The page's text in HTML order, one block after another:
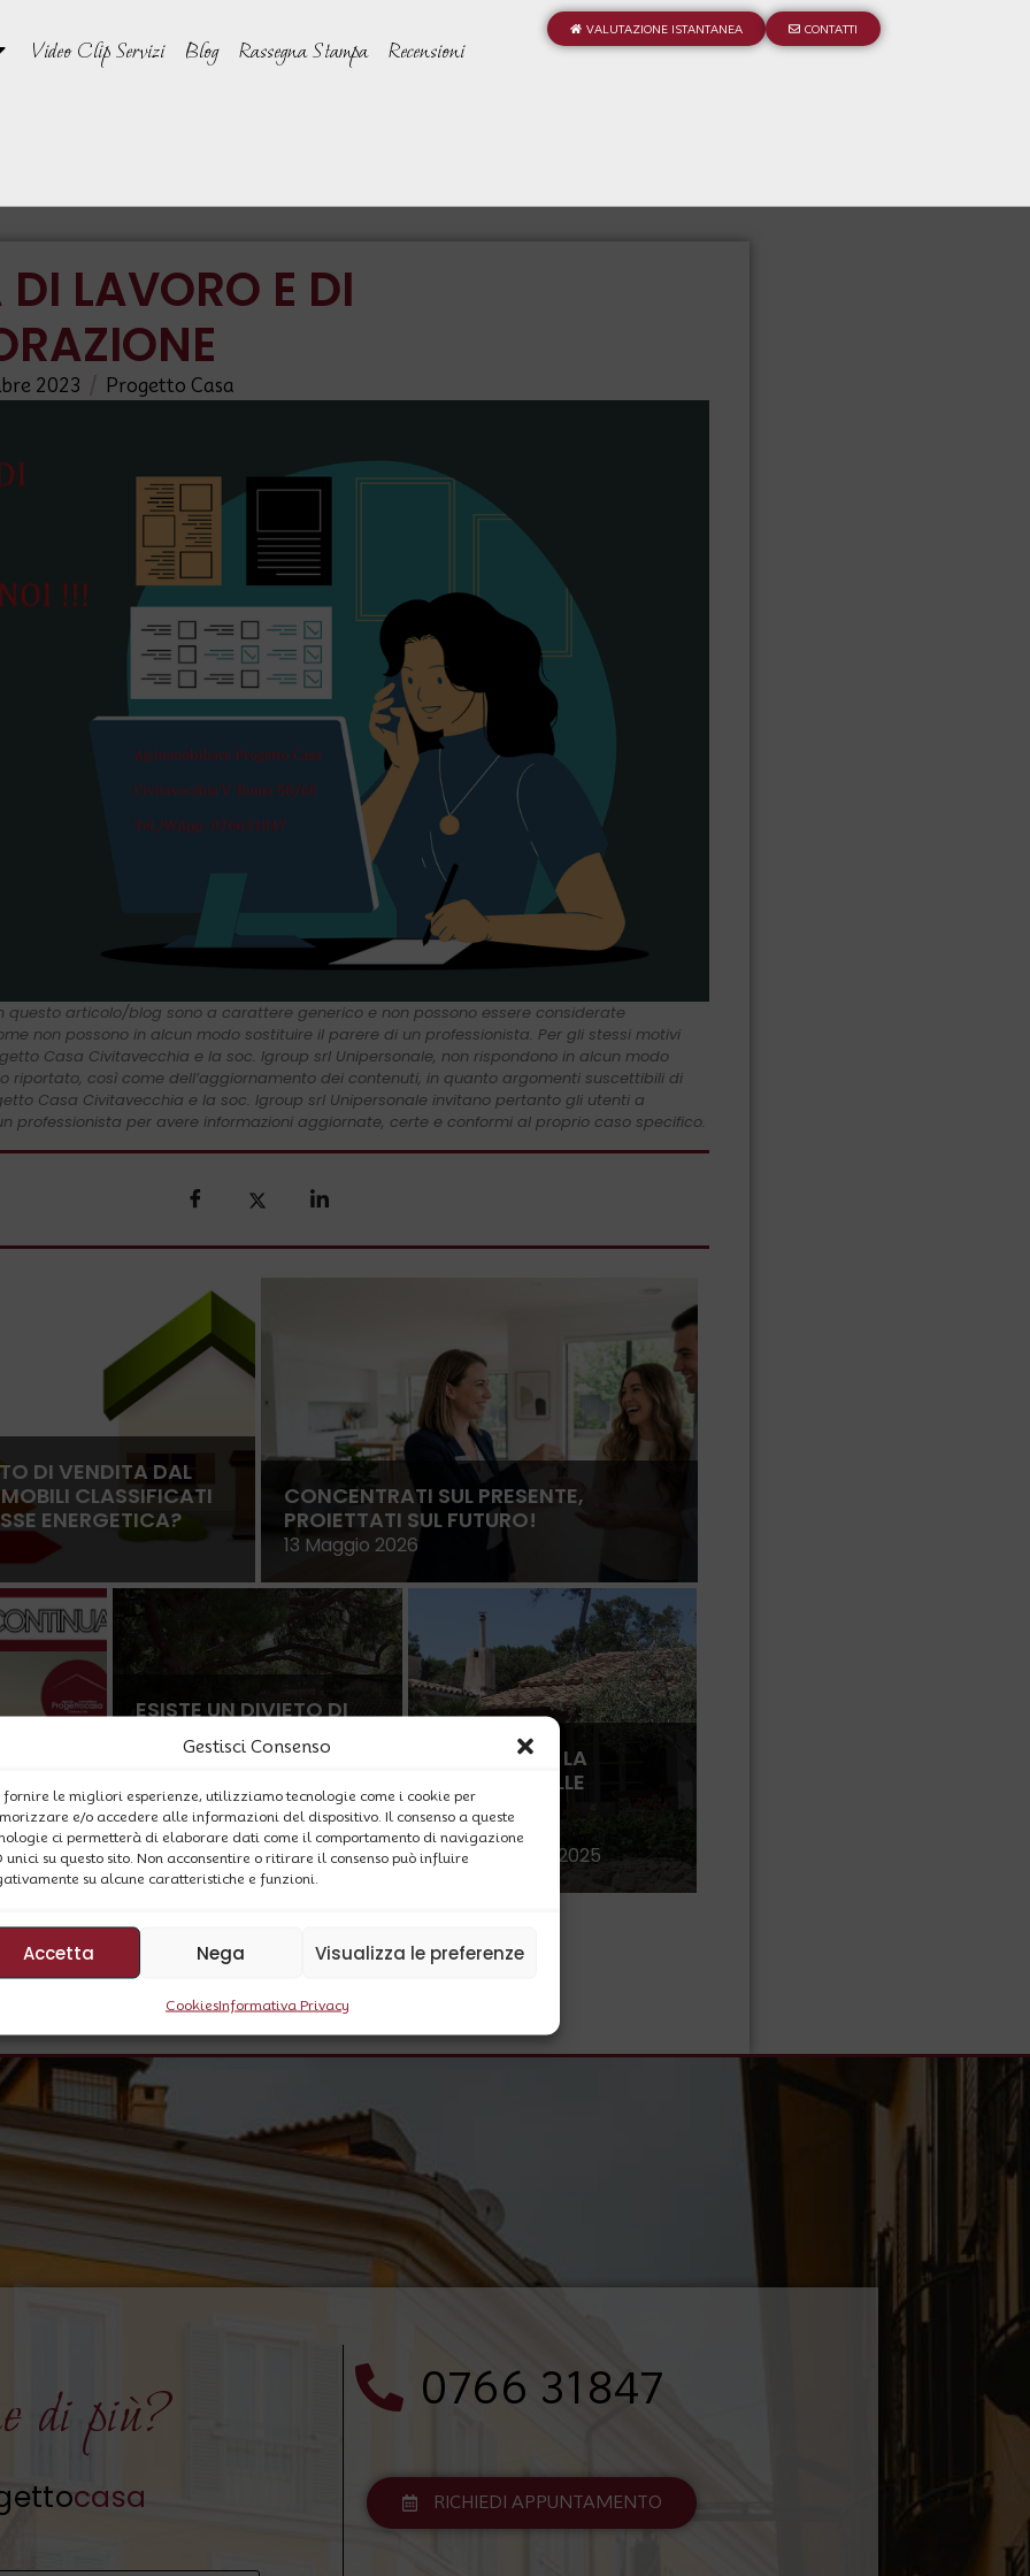
Gestisci Consenso
fornire le migliori esperienze, utilizziamo tecnologie come i cookie per
e/o accedere alle informazioni del dispositivo. Il consenso a queste
ci permetterà di elaborare dati come il comportamento di navigazione
unici su questo sito. Non acconsentire o ritirare il consenso può influire
su alcune caratteristiche e funzioni.
Accetta Nega Visualizza le preferenze
CookiesInformativa Privacy
Video Clip Servizi Blog Rassegna Stampa Recensioni
VALUTAZIONE ISTANTANEA CONTATTI
DI LAVORO E DI
2023 Progetto Casa
questo articolo/blog sono a carattere generico e non possono essere considerate
non possono in alcun modo sostituire il parere di un professionista. Per gli stessi motivi
Casa Civitavecchia e la soc. Igroup srl Unipersonale, non rispondono in alcun modo
riportato, così come dell’aggiornamento dei contenuti, in quanto argomenti suscettibili di
Casa Civitavecchia e la soc. Igroup srl Unipersonale invitano pertanto gli utenti a
professionista per avere informazioni aggiornate, certe e conformi al proprio caso specifico.
DI VENDITA DAL
CLASSIFICATI
ENERGETICA?
CONCENTRATI SUL PRESENTE,
PROIETTATI SUL FUTURO!
13 Maggio 2026
ESISTE UN DIVIETO DI
VENDITA DAL 2030 PER
GLI IMMOBILI
“BASSA” CLASSE
ENERGETICA?
29 Dicembre 2025
APPROVATA LA
RIFORMA SULLE
DONAZIONI
IMMOBILIARI
29 Novembre 2025
ARCHIVIO BLOG
di più?
casa
0766 31847
RICHIEDI APPUNTAMENTO